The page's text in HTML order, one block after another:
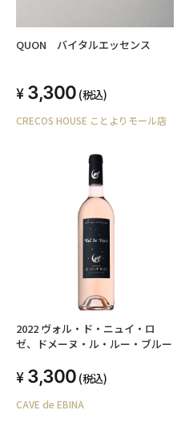
QUON バイタルエッセンス
3,300 (税込)
CRECOS HOUSE ことよりモール店
2022 ヴォル・ド・ニュイ・ロ
ゼ、ドメーヌ・ル・ルー・ブルー
3,300 (税込)
CAVE de EBINA